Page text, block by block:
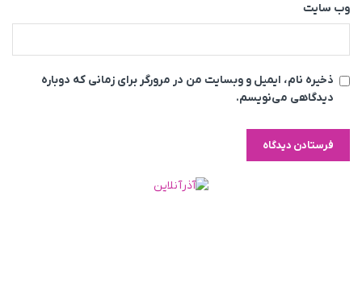
وب‌ سایت
ذخیره نام، ایمیل و وبسایت من در مرورگر برای زمانی که دوباره
دیدگاهی می‌نویسم.